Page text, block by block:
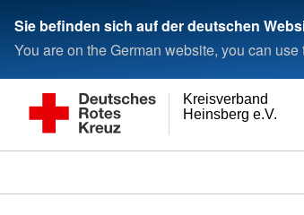
Sie befinden sich auf der deutschen
You are on the German website, you can
Heinsberg e.V.
Kreisverband